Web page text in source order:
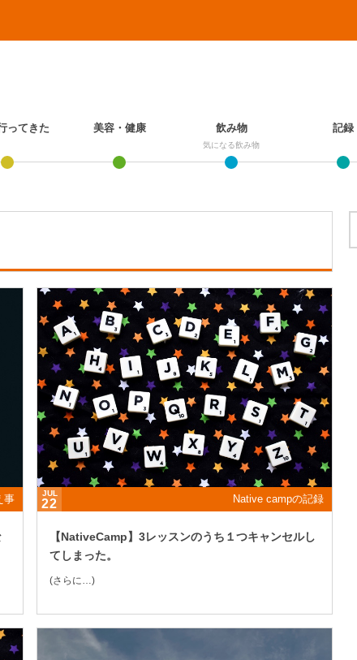
ってきた 美容・健康 飲み物
気になる飲み物
記録
事 JUL
22 Native campの記録
【NativeCamp】3レッスンのうち１つキャンセルし
てしまった。
(さらに…)